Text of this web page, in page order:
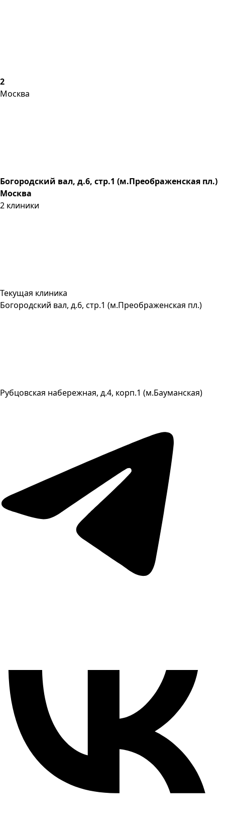
2
Москва
Богородский вал, д.6, стр.1 (м.Преображенская пл.)
Москва
2 клиники
Текущая клиника
Богородский вал, д.6, стр.1 (м.Преображенская пл.)
Рубцовская набережная, д.4, корп.1 (м.Бауманская)